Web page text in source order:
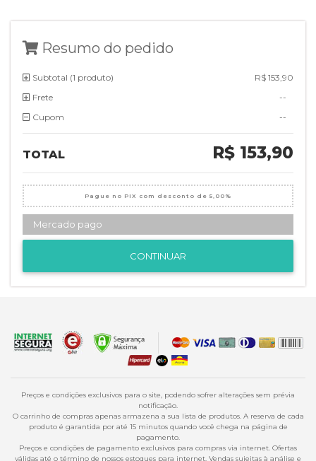
Resumo do pedido
Subtotal (1 produto)
R$ 153,90
Frete
--
Cupom
--
TOTAL R$ 153,90
Pague no PIX com desconto de 5,00%
Mercado pago
CONTINUAR
Preços e condições exclusivos para o site, podendo sofrer alterações sem prévia
notificação.
O carrinho de compras apenas armazena a sua lista de produtos. A reserva de cada
produto é garantida por até 15 minutos quando você chega na página de
pagamento.
Preços e condições de pagamento exclusivos para compras via internet. Ofertas
válidas até o término de nossos estoques para internet. Vendas sujeitas à análise e